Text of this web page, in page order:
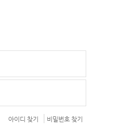
아이디 찾기 비밀번호 찾기